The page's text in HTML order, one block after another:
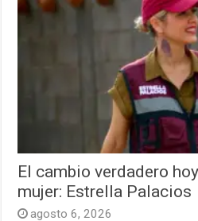
El cambio verdadero
mujer: Estrella Palacios
agosto 6, 2026